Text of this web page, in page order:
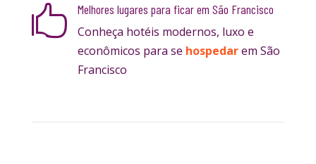

Melhores lugares para ficar em São Francisco
Conheça hotéis modernos, luxo e
econômicos para se hospedarem São
Francisco